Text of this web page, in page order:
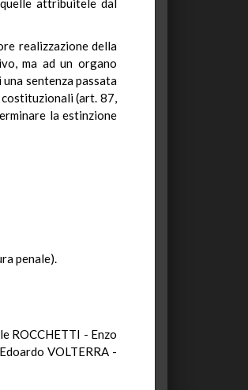
attribuitele dal
realizzazione della
ma ad un organo
sentenza passata
(art. 87,
la estinzione
penale).
ROCCHETTI - Enzo
VOLTERRA -